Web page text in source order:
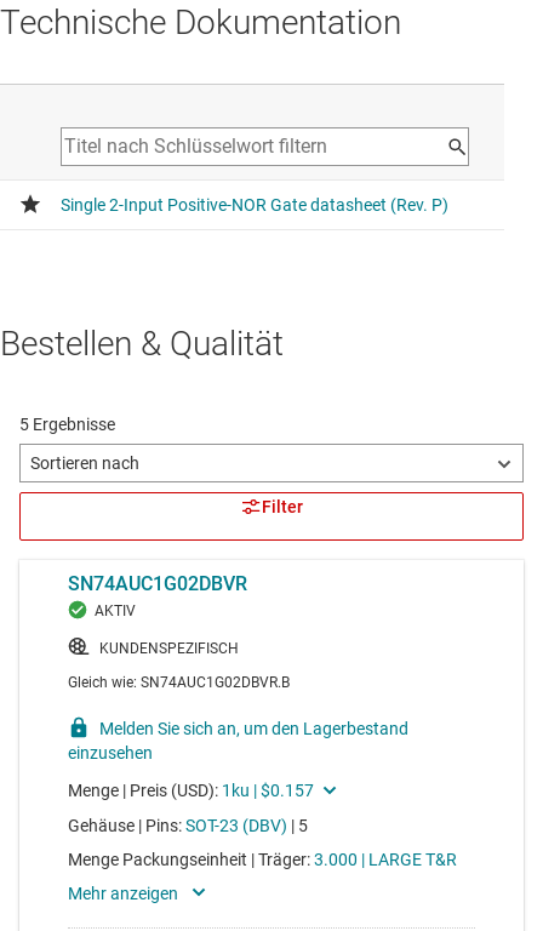
Technische Dokumentation
Bestellen & Qualität